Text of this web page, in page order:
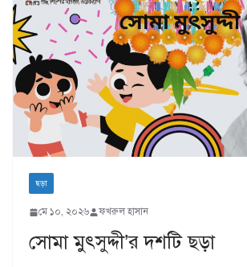
ছড়া
মে ১০, ২০২৬ ফখরুল হাসান
সোমা মুৎসুদ্দী’র দশটি ছড়া